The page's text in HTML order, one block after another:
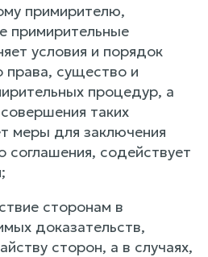
примирителю,
примирительные
условия и порядок
права, существо и
процедур, а
таких
меры для заключения
соглашения, содействует
сторонам в
доказательств,
сторон, а в случаях,